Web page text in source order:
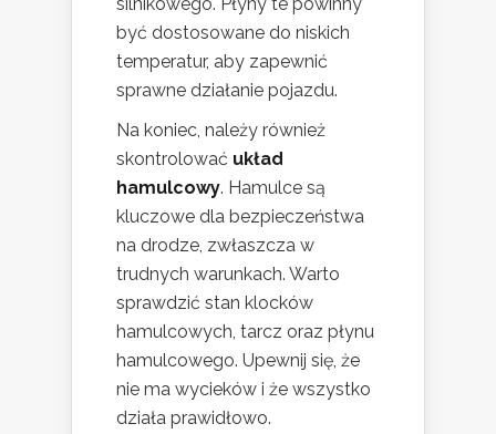
być dostosowane do niskich
temperatur, aby zapewnić
sprawne działanie pojazdu.
Na koniec, należy również
skontrolować układ
hamulcowy. Hamulce są
kluczowe dla bezpieczeństwa
na drodze, zwłaszcza w
trudnych warunkach. Warto
sprawdzić stan klocków
hamulcowych, tarcz oraz płynu
hamulcowego. Upewnij się, że
nie ma wycieków i że wszystko
działa prawidłowo.